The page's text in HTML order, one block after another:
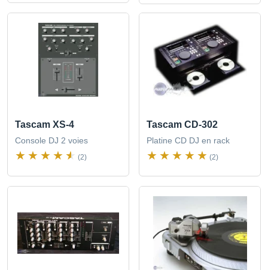
Tascam XS-4
Console DJ 2 voies
(2)
Tascam CD-302
Platine CD DJ en rack
(2)